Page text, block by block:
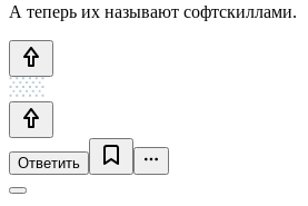
А теперь их называют софтскиллами.
Ответить